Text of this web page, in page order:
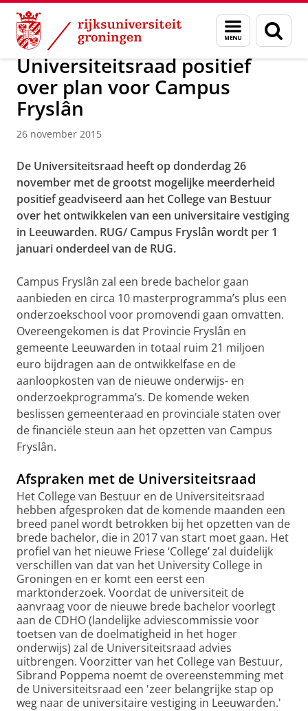
Skip
Content
Skip
Navigation
Menu
en
zoeken
Over ons Actueel Nieuws Nieuwsberichten
Universiteitsraad positief
over plan voor Campus
Fryslân
26 november 2015
De Universiteitsraad heeft op donderdag 26
november met de grootst mogelijke meerderheid
positief geadviseerd aan het College van Bestuur
over het ontwikkelen van een universitaire vestiging
in Leeuwarden. RUG/ Campus Fryslân wordt per 1
januari onderdeel van de RUG.
Campus Fryslân zal een brede bachelor gaan
aanbieden en circa 10 masterprogramma’s plus een
onderzoekschool voor promovendi gaan omvatten.
Overeengekomen is dat Provincie Fryslân en
gemeente Leeuwarden in totaal ruim 21 miljoen
euro bijdragen aan de ontwikkelfase en de
aanloopkosten van de nieuwe onderwijs- en
onderzoekprogramma’s. De komende weken
beslissen gemeenteraad en provinciale staten over
de financiële steun aan het opzetten van Campus
Fryslân.
Afspraken met de Universiteitsraad
Het College van Bestuur en de Universiteitsraad
hebben afgesproken dat de komende maanden een
breed panel wordt betrokken bij het opzetten van de
brede bachelor, die in 2017 van start moet gaan. Het
profiel van het nieuwe Friese ‘College’ zal duidelijk
verschillen van dat van het University College in
Groningen en er komt een eerst een
marktonderzoek. Voordat de universiteit de
aanvraag voor de nieuwe brede bachelor voorlegt
aan de CDHO (landelijke adviescommissie voor
toetsen van de doelmatigheid in het hoger
onderwijs) zal de Universiteitsraad advies
uitbrengen. Voorzitter van het College van Bestuur,
Sibrand Poppema noemt de overeenstemming met
de Universiteitsraad een 'zeer belangrijke stap op
weg naar de universitaire vestiging in Leeuwarden.'